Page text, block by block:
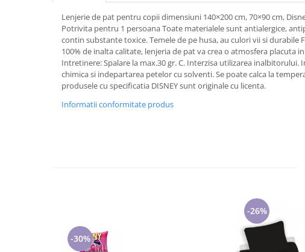
Cadouri pentru profesori sau absolventi
Cadouri Back to school
Cadouri de Paște
Cadouri Traditionale Romanesti
Cadouri pentru CUPLU El & Ea
Cadouri Iubitori de animale
Lenjerie de pat pentru copii dimensiuni 140×200 cm, 70×90 cm,
Potrivita pentru 1 persoana Toate materialele sunt antialergice,
contin substante toxice. Temele de pe husa, au culori vii si durabile
100% de inalta calitate, lenjeria de pat va crea o atmosfera placuta
Intretinere: Spalare la max.30 gr. C. Interzisa utilizarea inalbitorului.
chimica si indepartarea petelor cu solventi. Se poate calca la
produsele cu specificatia DISNEY sunt originale cu licenta.
Informatii conformitate produs
-30%
-26%